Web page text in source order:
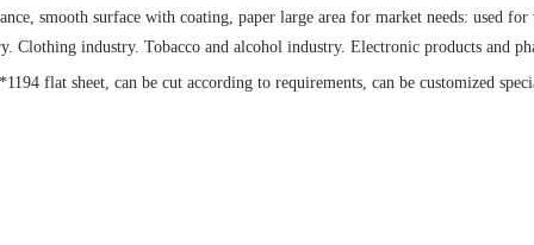
smooth surface with coating, paper large area for market needs: used
Clothing industry. Tobacco and alcohol industry. Electronic products and
flat sheet, can be cut according to requirements, can be customized